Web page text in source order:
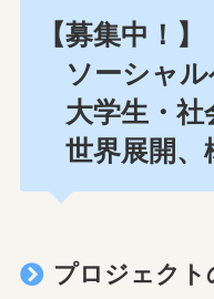
【募集中！】
ソーシャル
大学生・社
世界展開、
プロジェクト